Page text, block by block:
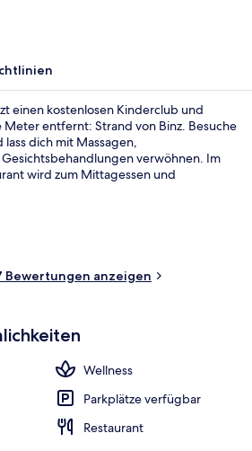
einen kostenlosen Kinderclub und
entfernt: Strand von Binz. Besuche
dich mit Massagen,
verwöhnen. Im
wird zum Mittagessen und
und Fitnessmöglichkeiten sprechen für
Bewertungen anzeigen
Wellness
Parkplätze verfügbar
Restaurant